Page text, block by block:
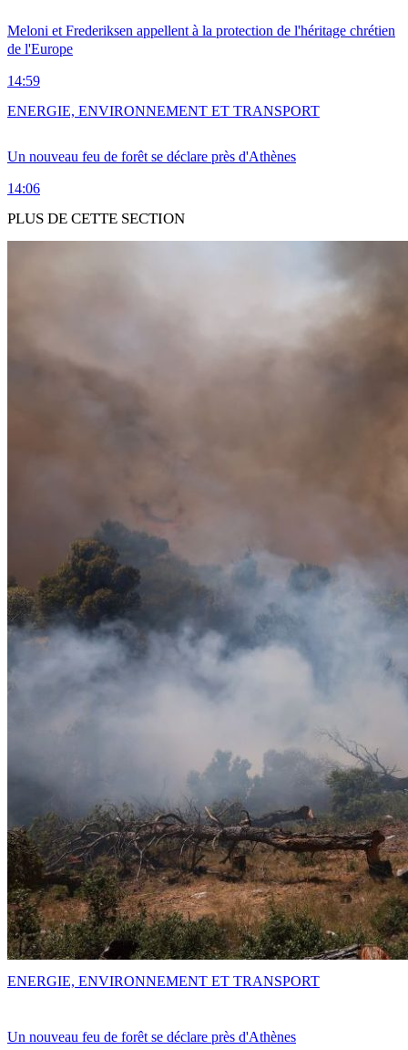
Meloni et Frederiksen appellent à la protection de l'héritage chrétien
de l'Europe
14:59
Un nouveau feu de forêt se déclare près d'Athènes
14:06
ENERGIE, ENVIRONNEMENT ET TRANSPORT
PLUS DE CETTE SECTION
Un nouveau feu de forêt se déclare près d'Athènes
ENERGIE, ENVIRONNEMENT ET TRANSPORT